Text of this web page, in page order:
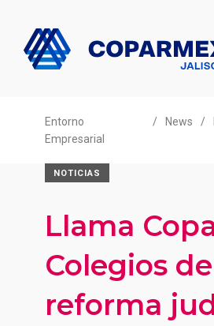
Entorno
Empresarial
/ News /
NOTICIAS
Llama
Colegios
reforma